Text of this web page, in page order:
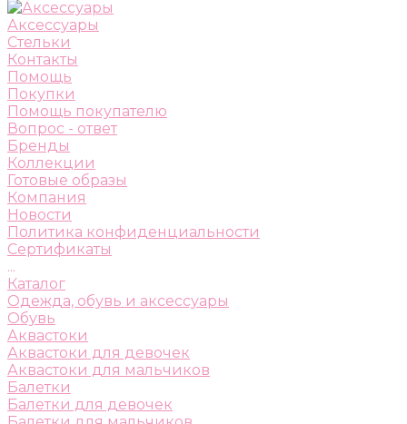
Аксессуары
Стельки
Контакты
Помощь
Покупки
Помощь покупателю
Вопрос - ответ
Бренды
Коллекции
Готовые образы
Компания
Новости
Политика конфиденциальности
Сертификаты
...
Каталог
Одежда, обувь и аксессуары
Обувь
Аквастоки
Аквастоки для девочек
Аквастоки для мальчиков
Балетки
Балетки для девочек